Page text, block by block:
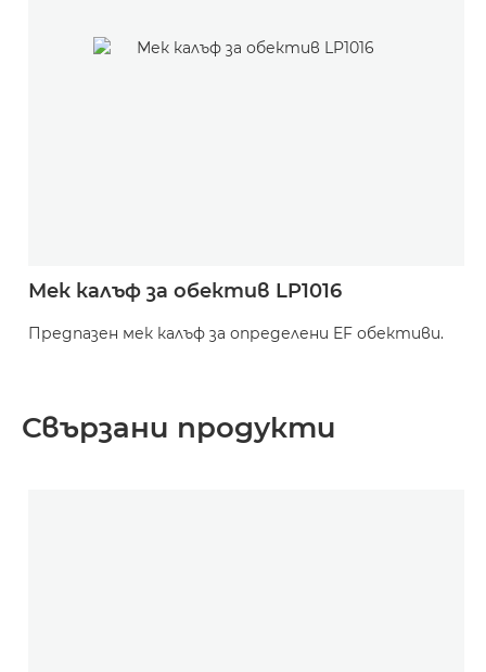
Мек калъф за обектив LP1016
Предпазен мек калъф за определени EF обективи.
Свързани продукти